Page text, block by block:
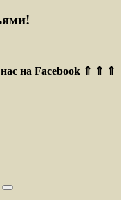
на Facebook ⇑ ⇑ ⇑